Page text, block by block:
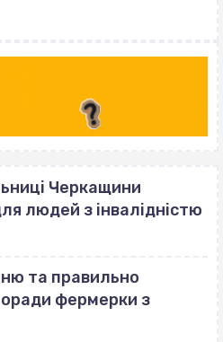
Черкащини
людей з інвалідністю
та правильно
фермерки з